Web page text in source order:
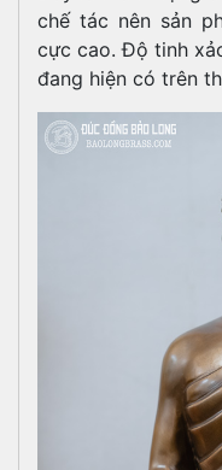
chế tác nên sản
cực cao. Độ tinh
đang hiện có trên